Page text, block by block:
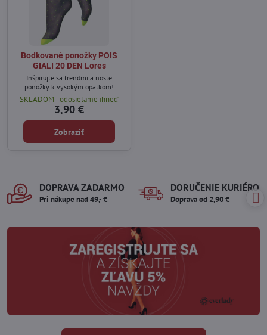
Bodkované ponožky POIS
GIALI 20 DEN Lores
Inšpirujte sa trendmi a noste
ponožky k vysokým opätkom!
SKLADOM - odosielame ihneď
3,90 €
Zobraziť
DOPRAVA ZADARMO
Pri nákupe nad 49,- €
DORUČENIE KURIÉROM
Doprava od 2,90 €